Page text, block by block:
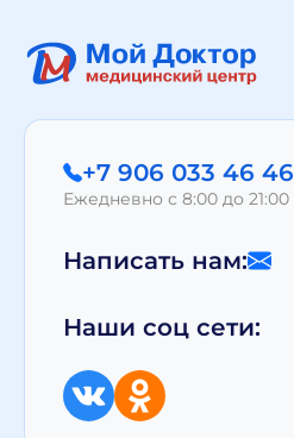
+7 906 033 46 46
Ежедневно с 8:00 до 21:00
Написать нам:
Наши соц сети: